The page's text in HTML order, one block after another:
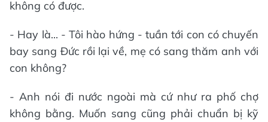
không có được.
- Hay là... - Tôi hào hứng - tuần tới con có chuyến
bay sang Đức rồi lại về, mẹ có sang thăm anh với
con không?
- Anh nói đi nước ngoài mà cứ như ra phố chợ
không bằng. Muốn sang cũng phải chuẩn bị kỹ